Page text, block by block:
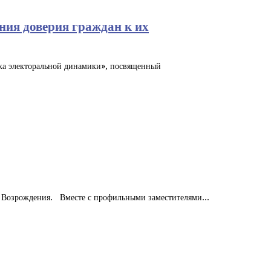
доверия граждан к их
электоральной динамики», посвященный
Возрождения. Вместе с профильными заместителями...